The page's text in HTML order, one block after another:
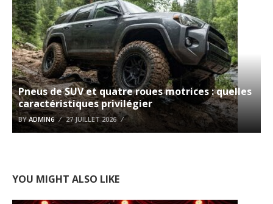
Pneus de SUV et quatre roues motrices : quelles
caractéristiques privilégier
BYADMIN6 27 JUILLET 2026
YOU MIGHT ALSO LIKE